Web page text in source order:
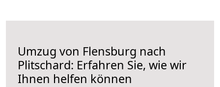
Umzug von Flensburg nach
Plitschard: Erfahren Sie, wie wir
Ihnen helfen können